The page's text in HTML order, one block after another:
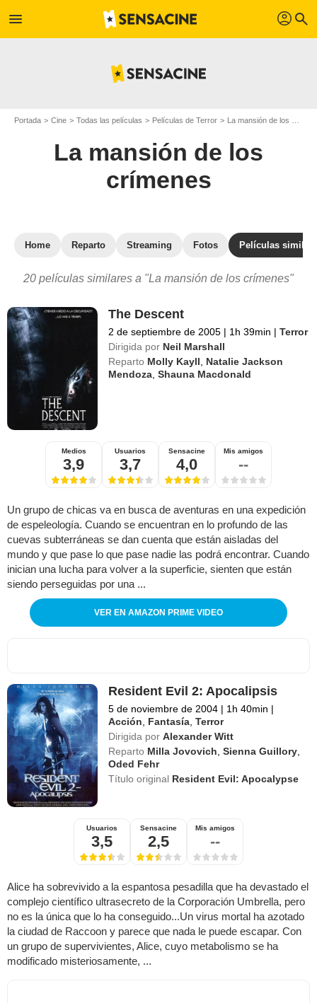
menu profil search
Portada Cine Todas las películas Películas de Terror La mansión de los crímenes
La mansión de los
crímenes
Home Reparto Streaming Fotos Películas
20 películas similares a "La mansión de los crímenes"
The Descent
2 de septiembre de 2005 | 1h 39min | Terror
Dirigida por Neil Marshall
Reparto Molly Kayll
Natalie Jackson
Mendoza ,Shauna Macdonald
Medios
3,9
Usuarios
3,7
Sensacine
4,0
Mis amigos
--
Un grupo de chicas va en busca de aventuras en una expedición
de espeleología. Cuando se encuentran en lo profundo de las
cuevas subterráneas se dan cuenta que están aisladas del
mundo y que pase lo que pase nadie las podrá encontrar. Cuando
inician una lucha para volver a la superficie, sienten que están
siendo perseguidas por una ...
VER EN AMAZON PRIME VIDEO
Resident Evil 2: Apocalipsis
5 de noviembre de 2004 | 1h 40min |
Acción
Fantasía ,Terror
Dirigida por Alexander Witt
Reparto Milla Jovovich ,Sienna Guillory
Oded Fehr
Título original Resident Evil: Apocalypse
Usuarios
3,5
Sensacine
2,5
Mis amigos
--
Alice ha sobrevivido a la espantosa pesadilla que ha devastado el
complejo científico ultrasecreto de la Corporación Umbrella, pero
no es la única que lo ha conseguido...Un virus mortal ha azotado
la ciudad de Raccoon y parece que nada le puede escapar. Con
un grupo de supervivientes, Alice, cuyo metabolismo se ha
modificado misteriosamente, ...